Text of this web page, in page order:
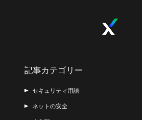
記事カテゴリー
セキュリティ用語
ネットの安全